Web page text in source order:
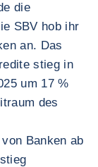
die
SBV hob ihr
an. Das
stieg in
um 17 %
des
Banken ab